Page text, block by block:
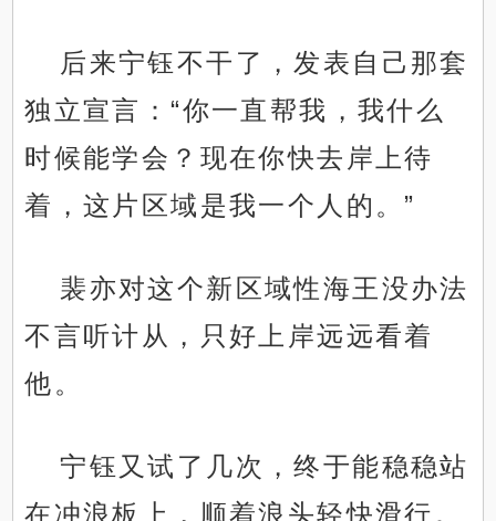
后来宁钰不干了，发表自己那套
独立宣言：“你一直帮我，我什么
时候能学会？现在你快去岸上待
着，这片区域是我一个人的。”
裴亦对这个新区域性海王没办法
不言听计从，只好上岸远远看着
他。
宁钰又试了几次，终于能稳稳站
在冲浪板上，顺着浪头轻快滑行。